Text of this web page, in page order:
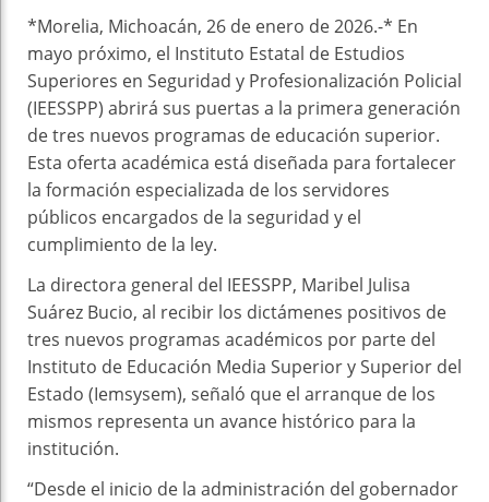
*Morelia, Michoacán, 26 de enero de 2026.-* En
mayo próximo, el Instituto Estatal de Estudios
Superiores en Seguridad y Profesionalización Policial
(IEESSPP) abrirá sus puertas a la primera generación
de tres nuevos programas de educación superior.
Esta oferta académica está diseñada para fortalecer
la formación especializada de los servidores
públicos encargados de la seguridad y el
cumplimiento de la ley.
La directora general del IEESSPP, Maribel Julisa
Suárez Bucio, al recibir los dictámenes positivos de
tres nuevos programas académicos por parte del
Instituto de Educación Media Superior y Superior del
Estado (Iemsysem), señaló que el arranque de los
mismos representa un avance histórico para la
institución.
“Desde el inicio de la administración del gobernador